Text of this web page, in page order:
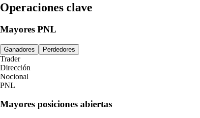
Operaciones clave
Mayores PNL
Ganadores Perdedores
Trader
Dirección
Nocional
PNL
Mayores posiciones abiertas